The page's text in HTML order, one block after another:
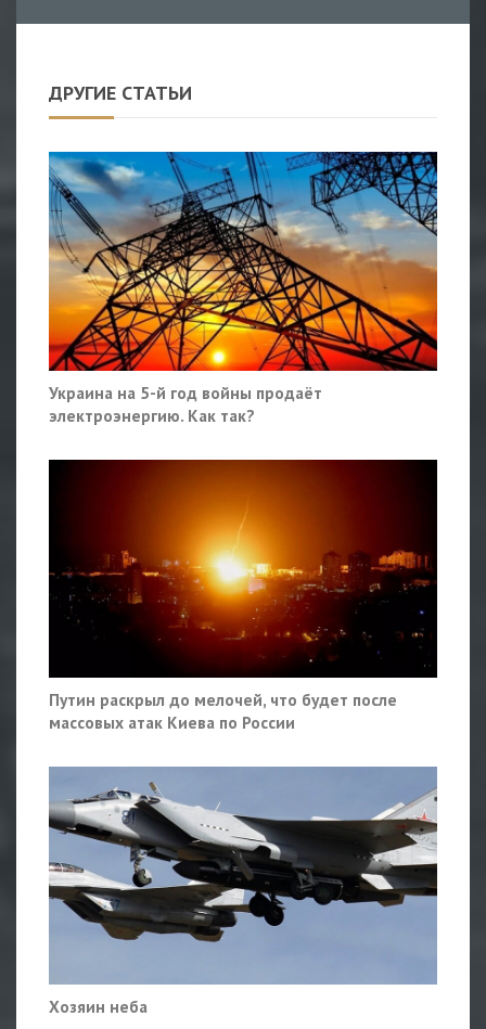
ДРУГИЕ СТАТЬИ
Украина на 5-й год войны продаёт
электроэнергию. Как так?
Путин раскрыл до мелочей, что будет после
массовых атак Киева по России
Хозяин неба